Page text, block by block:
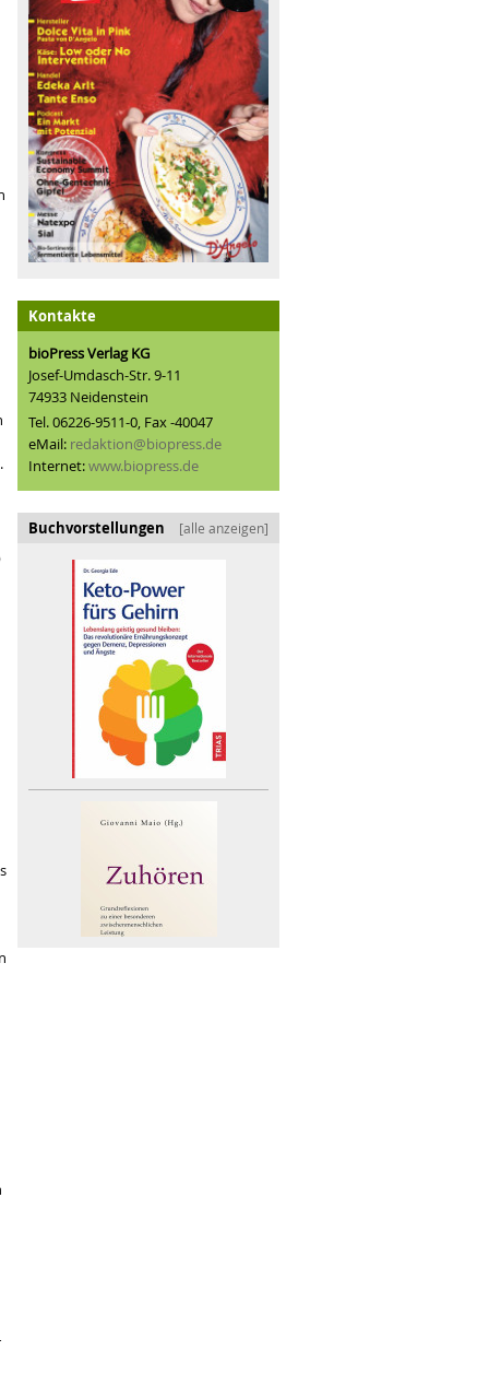
Kontakte
bioPress Verlag KG
Josef-Umdasch-Str. 9-11
74933 Neidenstein
Tel. 06226-9511-0, Fax -40047
eMail: redaktion@biopress.de
Internet:www.biopress.de
Buchvorstellungen [alle anzeigen]